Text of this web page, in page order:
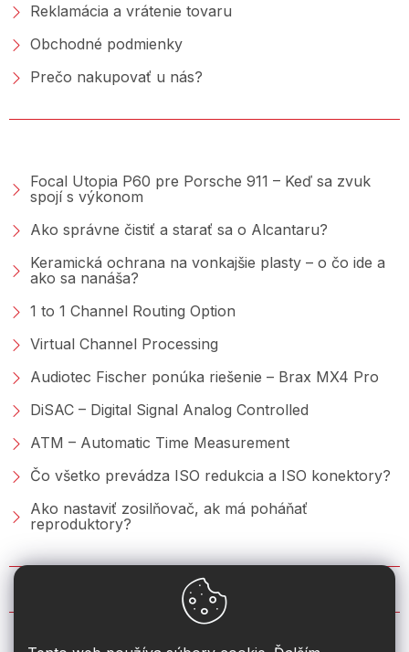
Reklamácia a vrátenie tovaru
Obchodné podmienky
Prečo nakupovať u nás?
Focal Utopia P60 pre Porsche 911 – Keď sa zvuk
spojí s výkonom
Ako správne čistiť a starať sa o Alcantaru?
Keramická ochrana na vonkajšie plasty – o čo ide a
ako sa nanáša?
1 to 1 Channel Routing Option
Virtual Channel Processing
Audiotec Fischer ponúka riešenie – Brax MX4 Pro
DiSAC – Digital Signal Analog Controlled
ATM – Automatic Time Measurement
Čo všetko prevádza ISO redukcia a ISO konektory?
Ako nastaviť zosilňovač, ak má poháňať
reproduktory?
KONTAKT